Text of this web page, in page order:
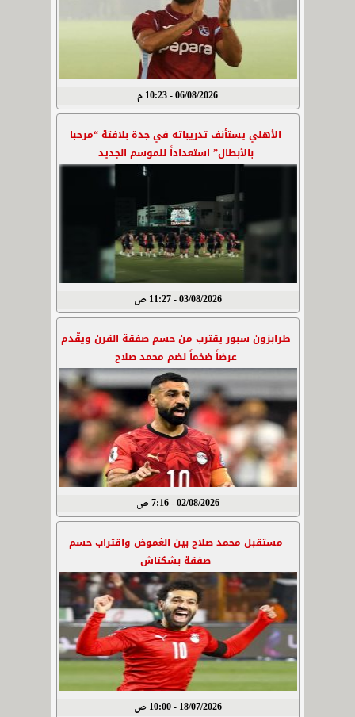
06/08/2026 - 10:23 م
الأهلي يستأنف تدريباته في جدة بلافتة “مرحبا
بالأبطال” استعداداً للموسم الجديد
03/08/2026 - 11:27 ص
طرابزون سبور يقترب من حسم صفقة القرن ويقّدم
عرضاً ضخماً لضم محمد صلاح
02/08/2026 - 7:16 ص
مستقبل محمد صلاح بين الغموض واقتراب حسم
صفقة بشكتاش
18/07/2026 - 10:00 ص